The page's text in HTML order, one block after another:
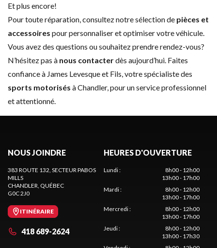
Et plus encore!
Pour toute réparation, consultez notre sélection de pièces et
accessoires pour personnaliser et optimiser votre véhicule.
Vous avez des questions ou souhaitez prendre rendez-vous?
N’hésitez pas à nous contacterdès aujourd’hui. Faites
confiance à James Levesque et Fils, votre spécialiste des
sports motorisés à Chandler, pour un service professionnel
et attentionné.
NOUS JOINDRE
383 ROUTE 132, SECTEUR PABOS
MILLS
CHANDLER , QUÉBEC
G0C 2J0
ITINÉRAIRE
418 689-2624
HEURES D'OUVERTURE
Lundi:
8h00 - 12h00
13h00 - 17h00
Mardi:
8h00 - 12h00
13h00 - 17h00
Mercredi:
8h00 - 12h00
13h00 - 17h00
Jeudi:
8h00 - 12h00
13h00 - 17h30